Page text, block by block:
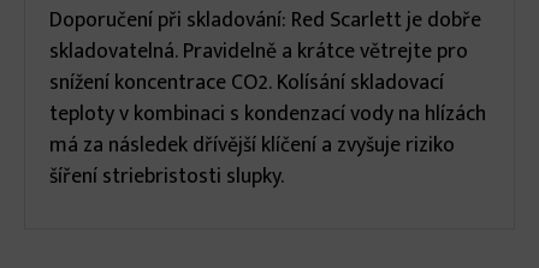
Doporučení při skladování: Red Scarlett je dobře
skladovatelná. Pravidelně a krátce větrejte pro
snížení koncentrace CO2. Kolísání skladovací
teploty v kombinaci s kondenzací vody na hlízách
má za následek dřívější klíčení a zvyšuje riziko
šíření striebristosti slupky.